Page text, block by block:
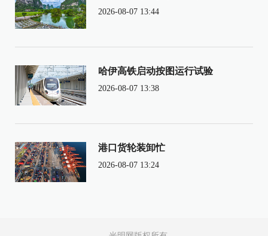
2026-08-07 13:44
哈伊高铁启动按图运行试验
2026-08-07 13:38
港口货轮装卸忙
2026-08-07 13:24